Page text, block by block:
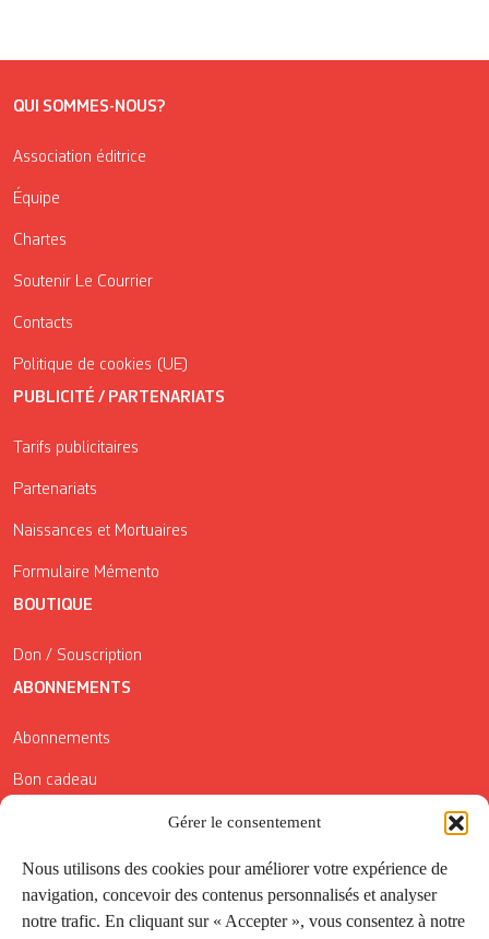
Gérer le consentement
Nous utilisons des cookies pour améliorer votre expérience de
navigation, concevoir des contenus personnalisés et analyser
notre trafic. En cliquant sur « Accepter », vous consentez à notre
QUI SOMMES-NOUS?
Association éditrice
Équipe
Chartes
Soutenir Le Courrier
Contacts
Politique de cookies (UE)
PUBLICITÉ / PARTENARIATS
Tarifs publicitaires
Partenariats
Naissances et Mortuaires
Formulaire Mémento
BOUTIQUE
Don / Souscription
ABONNEMENTS
Abonnements
Bon cadeau
Conditions générales de vente
Réductions de la Carte Côté Courrier
Application